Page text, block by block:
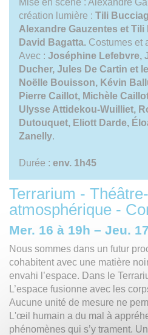
création lumière : Tili
Alexandre Gauzentes et
David Bagatta. Costumes et
Avec : Joséphine Lefebvre,
Ducher, Jules De Cartin et
Noëlle Bouisson, Kévin
Pierre Caillot, Michèle
Ulysse Attidekou-Wuilliet,
Dutouquet, Eliott Darde,
Zanelly.
Durée : env. 1h45
Terrarium -
atmosphérique -
Mer. 16 à 19h – Jeu.
Nous sommes dans un futur
cohabitent avec une matière
envahi l’espace. Dans le
L’espace fusionne avec les
Aucune unité de mesure ne
L'œil humain a du mal à
phénomènes qui s’y trament.